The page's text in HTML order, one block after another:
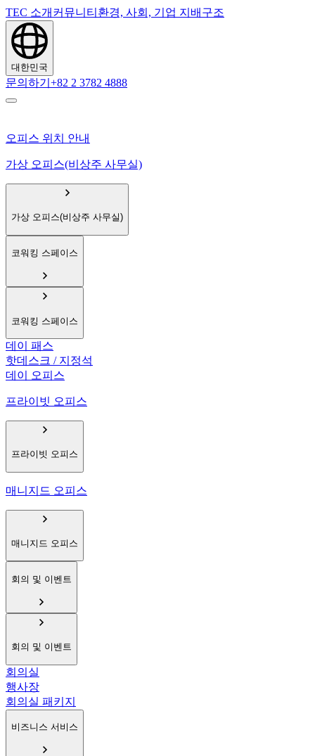
TEC 소개 커뮤니티 환경, 사회, 기업 지배구조
대한민국
문의하기 +82 2 3782 4888
오피스 위치 안내
가상 오피스(비상주 사무실)
가상 오피스(비상주 사무실)
코워킹 스페이스
코워킹 스페이스
데이 패스
핫데스크 / 지정석
데이 오피스
프라이빗 오피스
프라이빗 오피스
매니지드 오피스
매니지드 오피스
회의 및 이벤트
회의 및 이벤트
회의실
행사장
회의실 패키지
비즈니스 서비스